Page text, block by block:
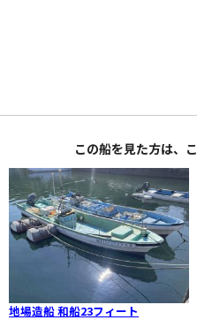
この船を見た方は、
地場造船 和船23フィート